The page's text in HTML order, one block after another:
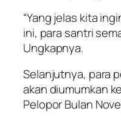
“Yang jelas kita
ini, para santri
Ungkapnya.
Selanjutnya, para
akan diumumkan
Pelopor Bulan